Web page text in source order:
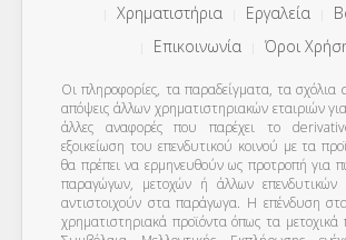
Χρηματιστήρια
Εργαλεία
Επικοινωνία
Όροι
Οι πληροφορίες, τα παραδείγματα, τα σχόλια
απόψεις άλλων χρηματιστηριακών εταιριών
άλλες αναφορές που παρέχει το
εξοικείωση του επενδυτικού κοινού με τα
θα πρέπει να ερμηνευθούν ως προτροπή για
παραγώγων, μετοχών ή άλλων
αντιστοιχούν στα παράγωγα. Η επένδυση
χρηματιστηριακά προϊόντα όπως τα